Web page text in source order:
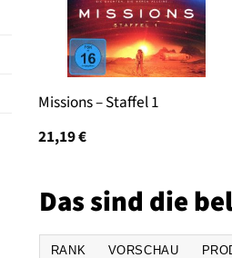
Missions – Staffel 1
21,19€
Das sind die
RANK VORSCHAU